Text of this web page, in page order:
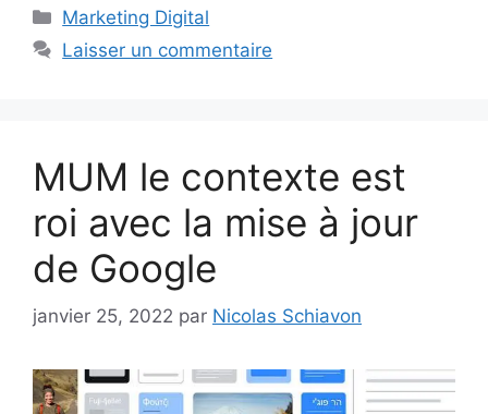
Catégories
Marketing Digital
Laisser un commentaire
MUM le contexte est
roi avec la mise à jour
de Google
janvier 25, 2022 par Nicolas Schiavon